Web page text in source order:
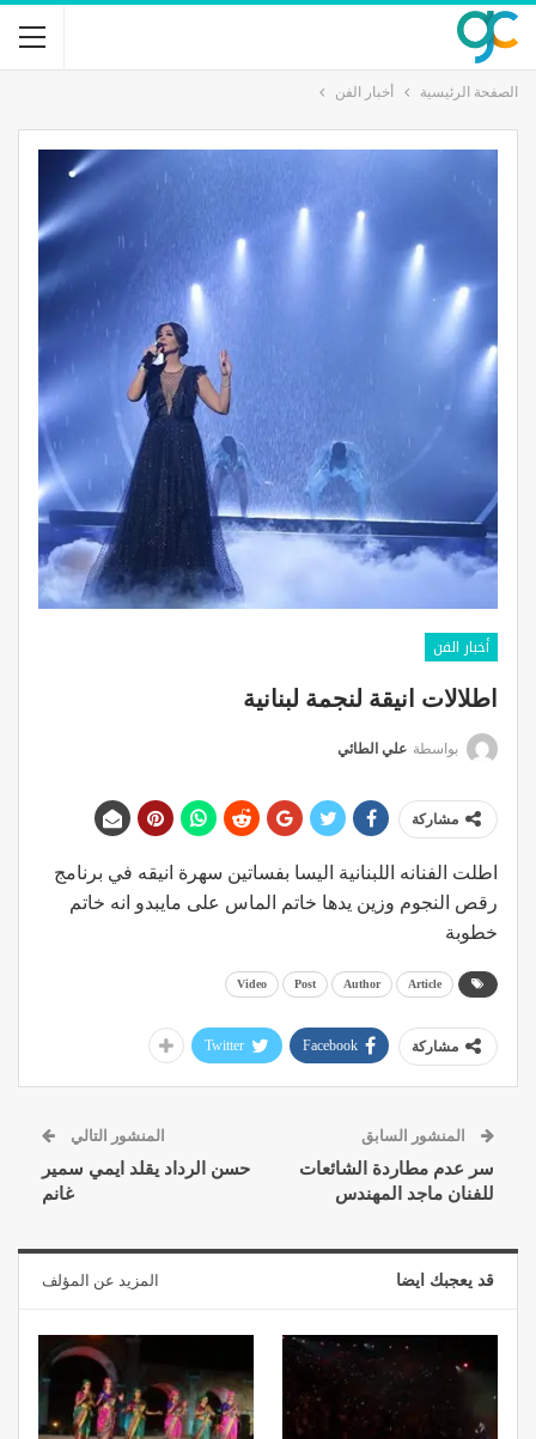
الصفحة الرئيسية أخبار الفن
أخبار الفن
اطلالات انيقة لنجمة لبنانية
بواسطة علي الطائي
مشاركة
اطلت الفنانه اللبنانية اليسا بفساتين سهرة انيقه في برنامج
رقص النجوم وزين يدها خاتم الماس على مايبدو انه خاتم
خطوبة
Article
Author
Post
Video
مشاركة Facebook
Twitter
المنشور السابق
سر عدم مطاردة الشائعات
للفنان ماجد المهندس
المنشور التالي
حسن الرداد يقلد ايمي سمير
غانم
قد يعجبك ايضا المزيد عن المؤلف